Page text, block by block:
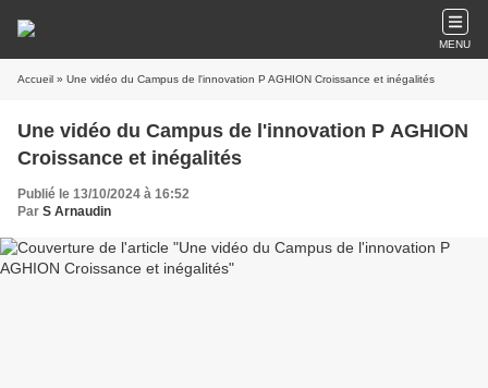
MENU
Accueil » Une vidéo du Campus de l'innovation P AGHION Croissance et inégalités
Une vidéo du Campus de l'innovation P AGHION
Croissance et inégalités
Publié le 13/10/2024 à 16:52
Par S Arnaudin